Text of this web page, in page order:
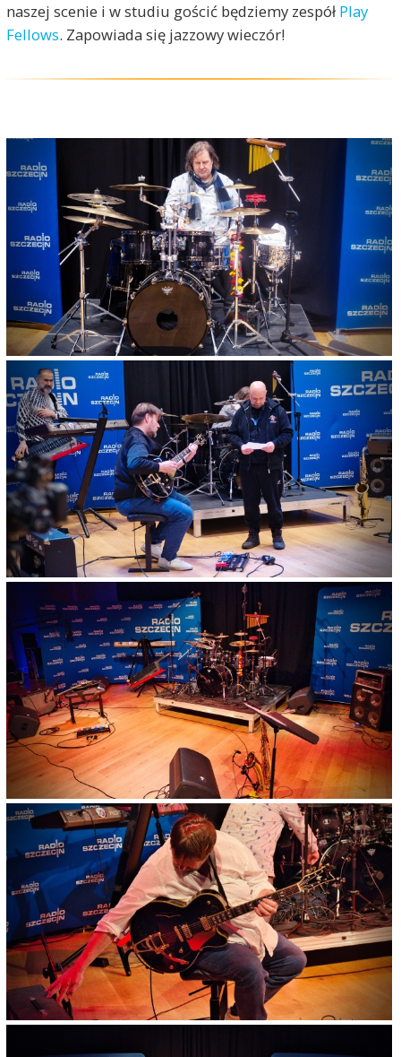
naszej scenie i w studiu gościć będziemy zespół Play
Fellows. Zapowiada się jazzowy wieczór!